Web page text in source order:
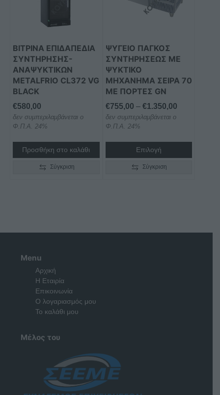
ΒΙΤΡΙΝΑ ΕΠΙΔΑΠΕΔΙΑ
ΣΥΝΤΗΡΗΣΗΣ-
ΑΝΑΨΥΚΤΙΚΩΝ
METALFRIO CL372 VG
BLACK
€580,00
δεν συμπεριλαμβάνεται ο
Φ.Π.Α. 24%
Προσθήκη στο καλάθι
Σύγκριση
ΨΥΓΕΙΟ ΠΑΓΚΟΣ
ΣΥΝΤΗΡΗΣΕΩΣ ΜΕ
ΨΥΚΤΙΚΟ
ΜΗΧΑΝΗΜΑ ΣΕΙΡΑ 70
ΜΕ ΠΟΡΤΕΣ GN
€755,00 – €1.350,00Price
through
δεν συμπεριλαμβάνεται ο
Φ.Π.Α. 24%
Επιλογή
παραλλαγές.
μπορούν
να
επιλεγούν
στη
σελίδα
του
προϊόντος
Σύγκριση
Menu
Αρχική
Η Εταιρία
Επικοινωνία
Ο λογαριασμός μου
Το καλάθι μου
Μέλος του